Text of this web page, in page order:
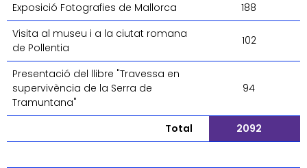
Exposició Fotografies de Mallorca
188
Visita al museu i a la ciutat romana
de Pollentia
102
Presentació del llibre "Travessa en
supervivència de la Serra de
Tramuntana"
94
Total 2092